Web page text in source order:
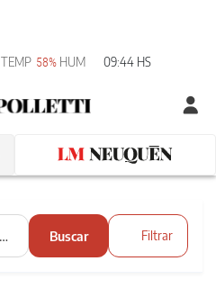
TEMP 58% HUM 09:44 HS
Buscar Filtrar